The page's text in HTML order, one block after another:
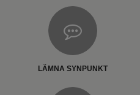
LÄMNA SYNPUNKT